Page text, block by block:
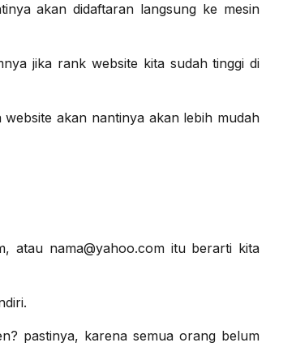
akan didaftaran langsung ke mesin
jika rank website kita sudah tinggi di
akan nantinya akan lebih mudah
atau nama@yahoo.com itu berarti kita
pastinya, karena semua orang belum